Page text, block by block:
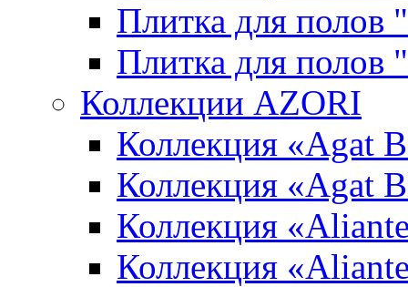
Плитка для полов
Плитка для
Коллекции AZORI
Коллекция «Agat
Коллекция «Agat
Коллекция
Коллекция